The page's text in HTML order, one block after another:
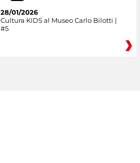
28/01/2026
Cultura KIDS al Museo Carlo Bilotti |
#5